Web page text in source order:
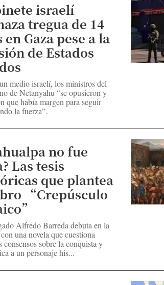
israelí
tregua de 14
en Gaza pese a la
de Estados
medio israelí, los ministros del
de Netanyahu “se opusieron y
que había margen para seguir
la fuerza”.
no fue
Las tesis
que plantea
“Crepúsculo
Alfredo Barreda debuta en la
una novela que cuestiona
consensos sobre la conquista y
a un personaje his...